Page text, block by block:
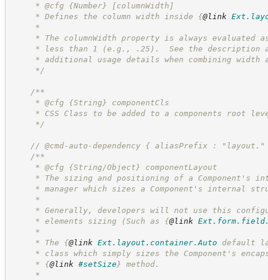
* @cfg {Number}
[columnWidth]
* Defines the column width inside {@link
*
* The columnWidth property is always evaluated as
* less than 1 (e.g., .25).  See the description
* additional usage details when combining width
*/
/**
* @cfg {String}
componentCls
* CSS Class to be added to a components root
*/
// @cmd-auto-dependency { aliasPrefix : "layout."
/**
* @cfg {String/Object} componentLayout
* The sizing and positioning of a Component's
* manager which sizes a Component's internal
*
* Generally, developers will not use this
* elements sizing (Such as {@link
*
* The {@link Ext.layout.container.Auto default
* class which simply sizes the Component's
* {@link #setSize} method.
*